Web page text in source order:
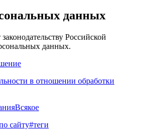
данных
Российской
данных.
в отношении обработки
Всякое
сайту#теги